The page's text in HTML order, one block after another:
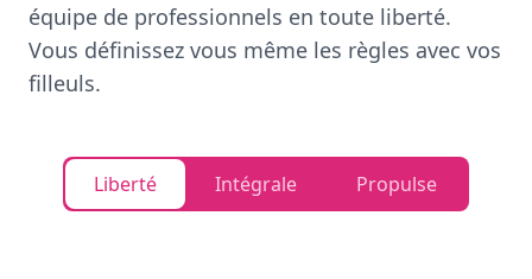
équipe de professionnels en toute liberté.
Vous définissez vous même les règles avec vos
filleuls.
Liberté Intégrale Propulse